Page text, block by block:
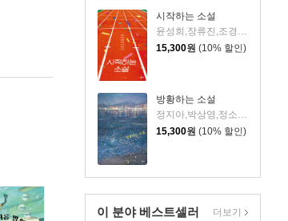
시작하는 소설
윤성희,장류진,조경란,김화진,정소현,박형서,백수린 공저/강미연,김경식,김미성,손규상,안수범 공편
15,300원 (10% 할인)
방황하는 소설
정지아,박상영,정소현,김금희,김지연,박민정,최은영 저/이제창,김언동,박미진,박소영,홍재봉 등편
15,300원 (10% 할인)
이 분야 베스트셀러 더보기